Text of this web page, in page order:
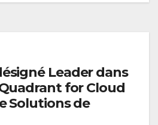
Leader dans
for Cloud
Solutions de